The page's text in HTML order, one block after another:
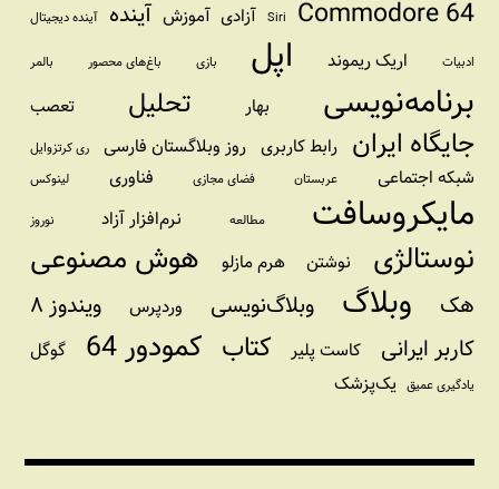
Commodore 64
Siri آزادی آموزش آینده آینده دیجیتال
ادبیات اریک ریموند اپل بازی باغ‌های محصور بالمر
برنامه‌نویسی بهار تحلیل تعصب
جایگاه ایران رابط کاربری روز وبلاگستان فارسی ری کرتزوایل
شبکه اجتماعی عربستان فضای مجازی فناوری لینوکس
مایکروسافت مطالعه نرم‌افزار آزاد نوروز
نوستالژی نوشتن هرم مازلو هوش مصنوعی
هک وبلاگ وبلاگ‌نویسی وردپرس
ویندوز ۸
کاربر ایرانی
کاست پلیر کتاب کمودور 64 گوگل
یادگیری عمیق یک‌پزشک